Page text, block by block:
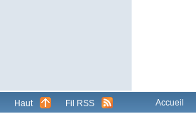
Haut Fil RSS Accueil